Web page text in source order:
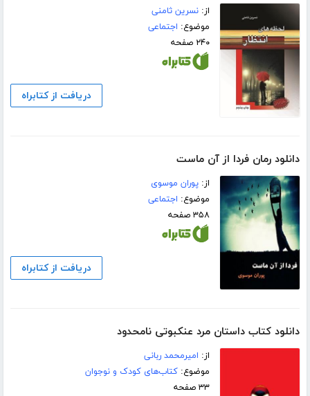
از:نسرین ثامنی
موضوع: اجتماعی
۲۴۰ صفحه
دریافت از کتابراه
دانلود رمان فردا از آن ماست
از:پوران موسوی
موضوع: اجتماعی
۳۵۸ صفحه
دریافت از کتابراه
دانلود کتاب داستان مرد عنکبوتی نامحدود
از: امیرمحمد ربانی
موضوع:کتاب‌های کودک و نوجوان
۳۳ صفحه